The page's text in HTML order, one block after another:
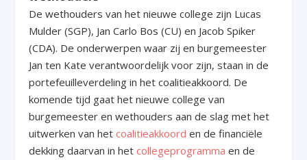
De wethouders van het nieuwe college zijn Lucas
Mulder (SGP), Jan Carlo Bos (CU) en Jacob Spiker
(CDA). De onderwerpen waar zij en burgemeester
Jan ten Kate verantwoordelijk voor zijn, staan in de
portefeuilleverdeling in het coalitieakkoord. De
komende tijd gaat het nieuwe college van
burgemeester en wethouders aan de slag met het
uitwerken van hetcoalitieakkoord en de financiële
dekking daarvan in hetcollegeprogramma en de